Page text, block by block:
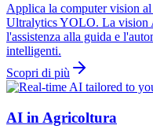
Applica la computer vision
Ultralytics YOLO. La vision
l'assistenza alla guida e
intelligenti.
Scopri di più
AI in Agricoltura